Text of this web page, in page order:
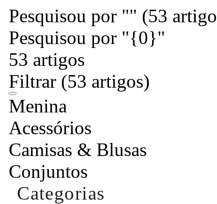
Pesquisou por "" (53
Pesquisou por "{0}"
53 artigos
Filtrar (53 artigos)
Menina
Acessórios
Camisas & Blusas
Conjuntos
Categorias